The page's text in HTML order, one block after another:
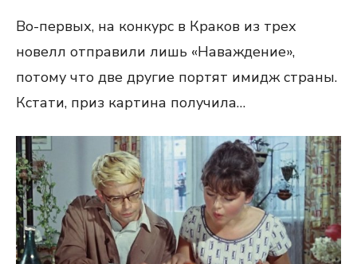
Во-первых, на конкурс в Краков из трех
новелл отправили лишь «Наваждение»,
потому что две другие портят имидж страны.
Кстати, приз картина получила…